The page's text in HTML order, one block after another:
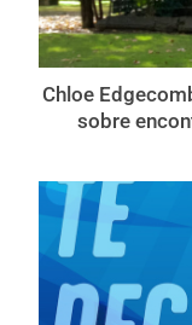
Chloe
sobre